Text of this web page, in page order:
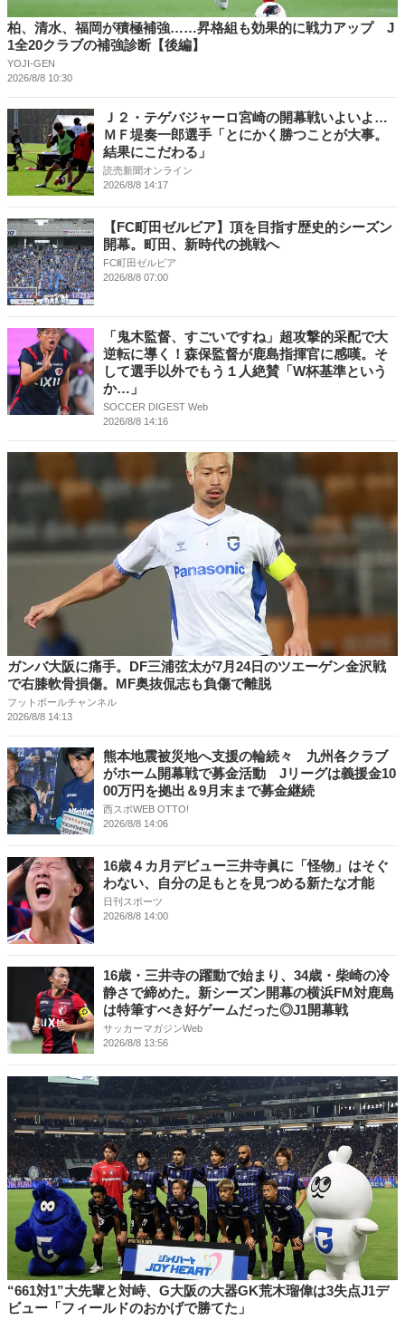
柏、清水、福岡が積極補強……昇格組も効果的に戦力アップ J
1全20クラブの補強診断【後編】
YOJI-GEN
2026/8/8 10:30
Ｊ２・テゲバジャーロ宮崎の開幕戦いよいよ…
ＭＦ堤奏一郎選手「とにかく勝つことが大事。
結果にこだわる」
読売新聞オンライン
2026/8/8 14:17
【FC町田ゼルビア】頂を目指す歴史的シーズン
開幕。町田、新時代の挑戦へ
FC町田ゼルビア
2026/8/8 07:00
「鬼木監督、すごいですね」超攻撃的采配で大
逆転に導く！森保監督が鹿島指揮官に感嘆。そ
して選手以外でもう１人絶賛「W杯基準という
か…」
SOCCER DIGEST Web
2026/8/8 14:16
ガンバ大阪に痛手。DF三浦弦太が7月24日のツエーゲン金沢戦
で右膝軟骨損傷。MF奥抜侃志も負傷で離脱
フットボールチャンネル
2026/8/8 14:13
熊本地震被災地へ支援の輪続々 九州各クラブ
がホーム開幕戦で募金活動 Jリーグは義援金10
00万円を拠出＆9月末まで募金継続
西スポWEB OTTO!
2026/8/8 14:06
16歳４カ月デビュー三井寺眞に「怪物」はそぐ
わない、自分の足もとを見つめる新たな才能
日刊スポーツ
2026/8/8 14:00
16歳・三井寺の躍動で始まり、34歳・柴崎の冷
静さで締めた。新シーズン開幕の横浜FM対鹿島
は特筆すべき好ゲームだった◎J1開幕戦
サッカーマガジンWeb
2026/8/8 13:56
“661対1”大先輩と対峙、G大阪の大器GK荒木瑠偉は3失点J1デ
ビュー「フィールドのおかげで勝てた」